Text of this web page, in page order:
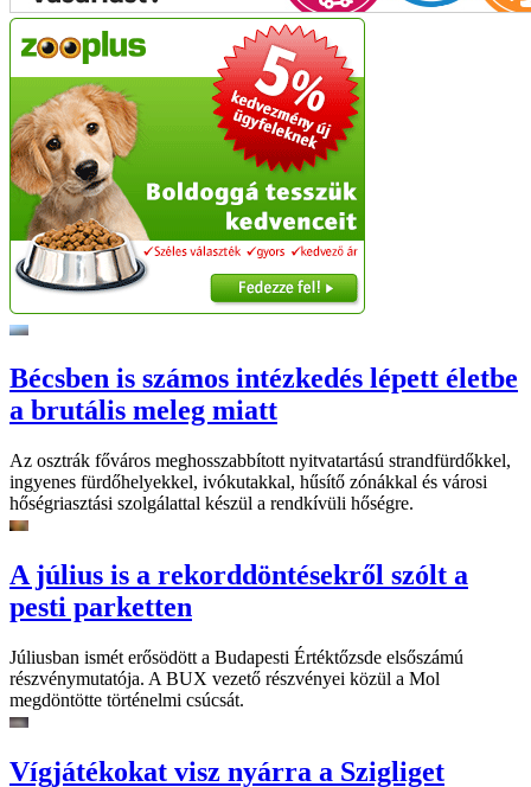
Bécsben is számos intézkedés lépett életbe
a brutális meleg miatt
Az osztrák főváros meghosszabbított nyitvatartású strandfürdőkkel,
ingyenes fürdőhelyekkel, ivókutakkal, hűsítő zónákkal és városi
hőségriasztási szolgálattal készül a rendkívüli hőségre.
A július is a rekorddöntésekről szólt a
pesti parketten
Júliusban ismét erősödött a Budapesti Értéktőzsde elsőszámú
részvénymutatója. A BUX vezető részvényei közül a Mol
megdöntötte történelmi csúcsát.
Vígjátékokat visz nyárra a Szigliget